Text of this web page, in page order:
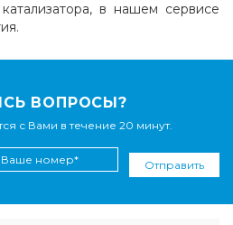
в нашем сервисе
ВОПРОСЫ?
с Вами в течение 20 минут.
Отправить